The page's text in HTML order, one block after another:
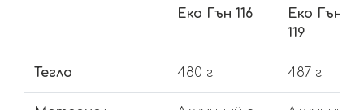
Еко Гън 116
Еко Гън
119
Тегло 480 г 487 г